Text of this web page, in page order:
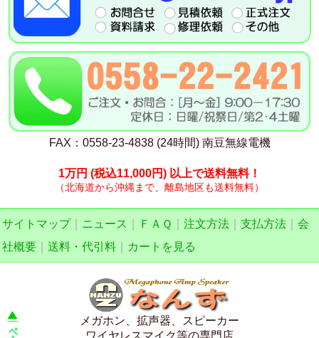
FAX：0558-23-4838 (24時間) 南豆無線電機
1万円 (税込11,000円) 以上で送料無料！
（北海道から沖縄まで、離島地区も送料無料）
サイトマップ｜ ニュース ＦＡＱ 注文方法 支払方法
会
社概要
送料・代引料 カートを見る
メガホン、拡声器、スピーカー
ワイヤレスマイク等の専門店